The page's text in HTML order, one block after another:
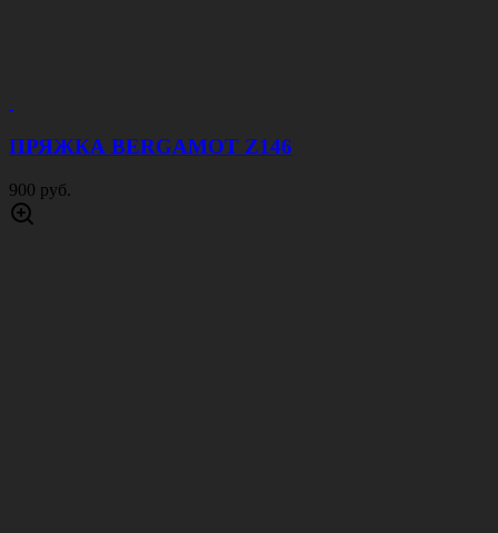
ПРЯЖКА BERGAMOT Z146
900 руб.